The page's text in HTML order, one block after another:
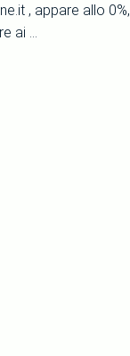
, appare allo 0%,
ai ...